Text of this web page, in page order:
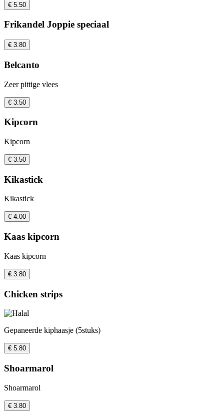
€ 5.50
Frikandel Joppie speciaal
€ 3.80
Belcanto
Zeer pittige vlees
€ 3.50
Kipcorn
Kipcorn
€ 3.50
Kikastick
Kikastick
€ 4.00
Kaas kipcorn
Kaas kipcorn
€ 3.80
Chicken strips
Gepaneerde kiphaasje (5stuks)
€ 5.80
Shoarmarol
Shoarmarol
€ 3.80